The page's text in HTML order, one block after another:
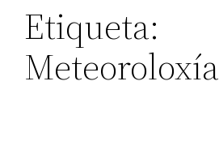
Etiqueta:
Meteoroloxía